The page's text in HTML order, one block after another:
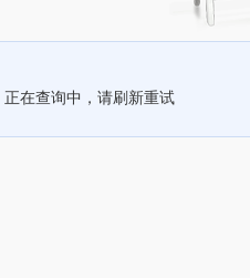
正在查询中，请刷新重试